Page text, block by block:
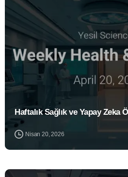
Haftalık Sağlık ve Yapay Zeka
Nisan 20, 2026